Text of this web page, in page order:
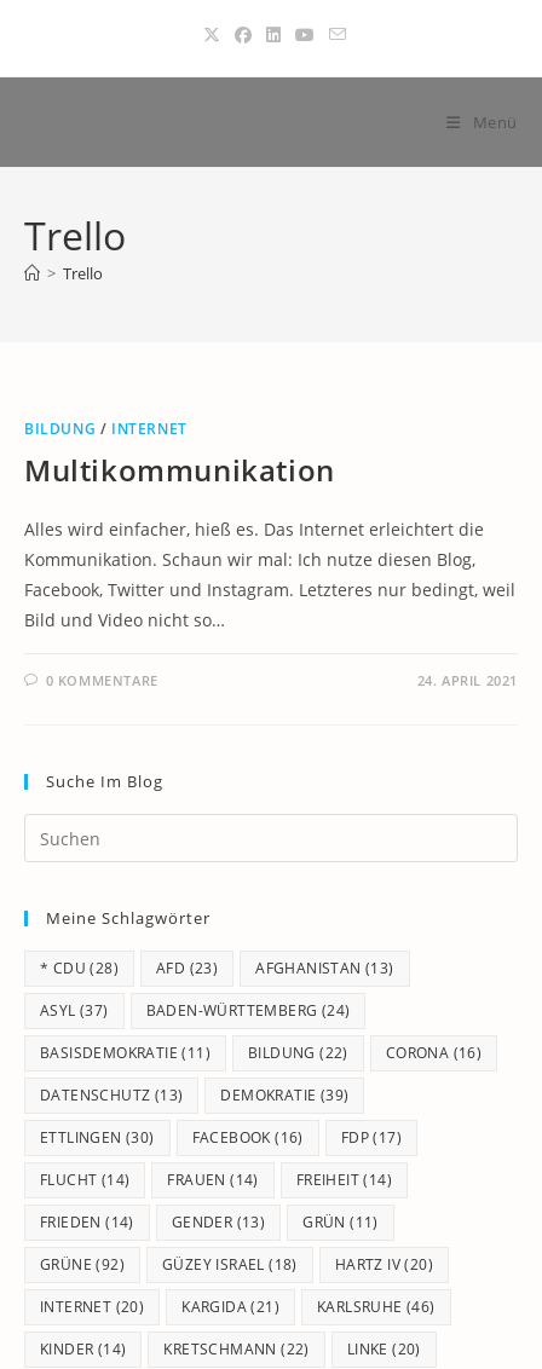
springen
Menü
Trello
> Trello
BILDUNG / INTERNET
Multikommunikation
Alles wird einfacher, hieß es. Das Internet erleichtert die
Kommunikation. Schaun wir mal: Ich nutze diesen Blog,
Facebook, Twitter und Instagram. Letzteres nur bedingt, weil
Bild und Video nicht so…
0 KOMMENTARE 24. APRIL 2021
Suche Im Blog
Meine Schlagwörter
* CDU (28) AFD (23) AFGHANISTAN (13)
ASYL (37) BADEN-WÜRTTEMBERG (24)
BASISDEMOKRATIE (11) BILDUNG (22) CORONA (16)
DATENSCHUTZ (13) DEMOKRATIE (39)
ETTLINGEN (30) FACEBOOK (16) FDP(17)
FLUCHT (14) FRAUEN (14) FREIHEIT(14)
FRIEDEN (14) GENDER (13) GRÜN (11)
GRÜNE (92) GÜZEY ISRAEL (18) HARTZ IV(20)
INTERNET (20) KARGIDA(21) KARLSRUHE (46)
KINDER (14) KRETSCHMANN (22) LINKE (20)